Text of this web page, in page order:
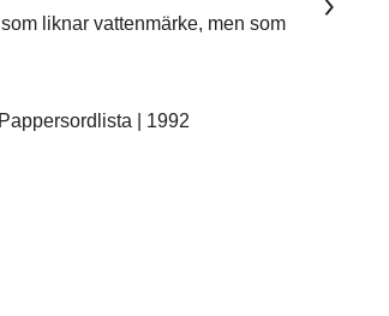
liknar vattenmärke, men som
| 1992